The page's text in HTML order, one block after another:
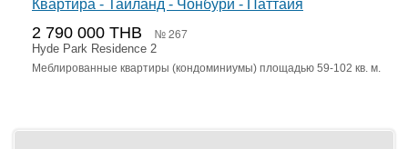
Квартира - Таиланд - Чонбури - Паттайя
2 790 000 THB № 267
Hyde Park Residence 2
Меблированные квартиры (кондоминиумы) площадью 59-102 кв. м.